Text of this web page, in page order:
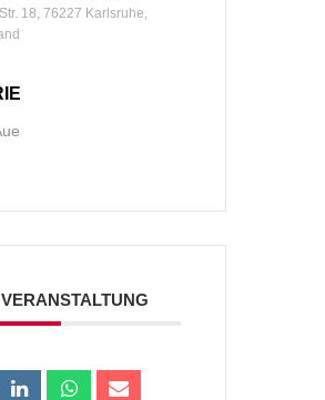
18, 76227 Karlsruhe,